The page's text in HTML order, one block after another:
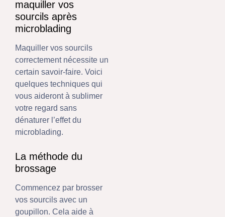
maquiller vos
sourcils après
microblading
Maquiller vos sourcils
correctement nécessite un
certain savoir-faire. Voici
quelques techniques qui
vous aideront à sublimer
votre regard sans
dénaturer l’effet du
microblading.
La méthode du
brossage
Commencez par brosser
vos sourcils avec un
goupillon. Cela aide à